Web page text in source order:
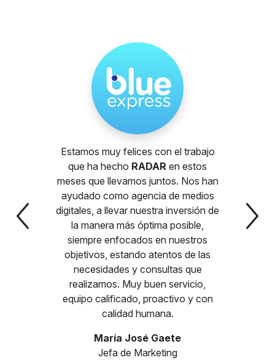
Estamos muy felices con el trabajo
que ha hecho RADAR en estos
meses que llevamos juntos. Nos han
ayudado como agencia de medios
digitales, a llevar nuestra inversión de
la manera más óptima posible,
siempre enfocados en nuestros
objetivos, estando atentos de las
necesidades y consultas que
realizamos. Muy buen servicio,
equipo calificado, proactivo y con
calidad humana.
María José Gaete
Jefa de Marketing